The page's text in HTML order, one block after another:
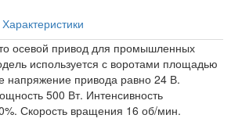
Характеристики
осевой привод для промышленных
используется с воротами площадью
напряжение привода равно 24 В.
500 Вт. Интенсивность
Скорость вращения 16 об/мин.